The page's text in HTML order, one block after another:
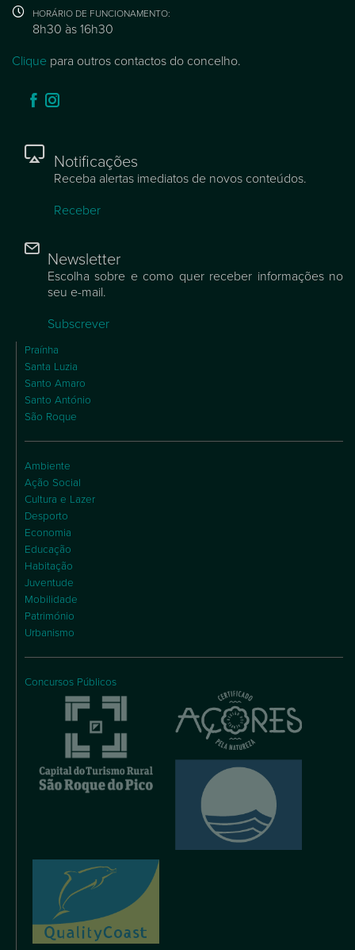
HORÁRIO DE FUNCIONAMENTO:
8h30 às 16h30
Clique para outros contactos do concelho.
Notificações
Receba alertas imediatos de novos conteúdos.
Receber
Newsletter
Escolha sobre e como quer receber informações no
seu e-mail.
Subscrever
Praínha
Santa Luzia
Santo Amaro
Santo António
São Roque
Ambiente
Ação Social
Cultura e Lazer
Desporto
Economia
Educação
Habitação
Juventude
Mobilidade
Património
Urbanismo
Concursos Públicos